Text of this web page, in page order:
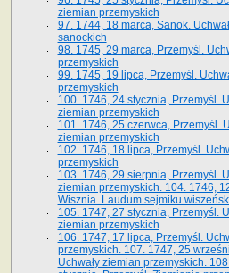
ziemian przemyskich
97. 1744, 18 marca, Sanok.
sanockich
98. 1745, 29 marca, Przemyśl.
przemyskich
99. 1745, 19 lipca, Przemyśl.
przemyskich
100. 1746, 24 stycznia, Przemyśl.
ziemian przemyskich
101. 1746, 25 czerwca, Przemyśl.
ziemian przemyskich
102. 1746, 18 lipca, Przemyśl.
przemyskich
103. 1746, 29 sierpnia, Przemyśl.
ziemian przemyskich. 104. 1746,
Wisznia. Laudum sejmiku
105. 1747, 27 stycznia, Przemyśl.
ziemian przemyskich
106. 1747, 17 lipca, Przemyśl.
przemyskich. 107. 1747, 25
Uchwały ziemian przemyskich.